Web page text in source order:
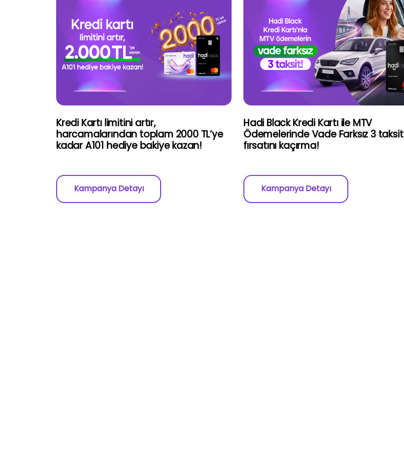
Kredi Kartı limitini artır,
harcamalarından toplam 2000 TL’ye
kadar A101 hediye bakiye kazan!
Kampanya Detayı
Hadi Black Kredi Kartı ile MTV
Ödemelerinde Vade Farksız 3 taksit
fırsatını kaçırma!
Kampanya Detayı